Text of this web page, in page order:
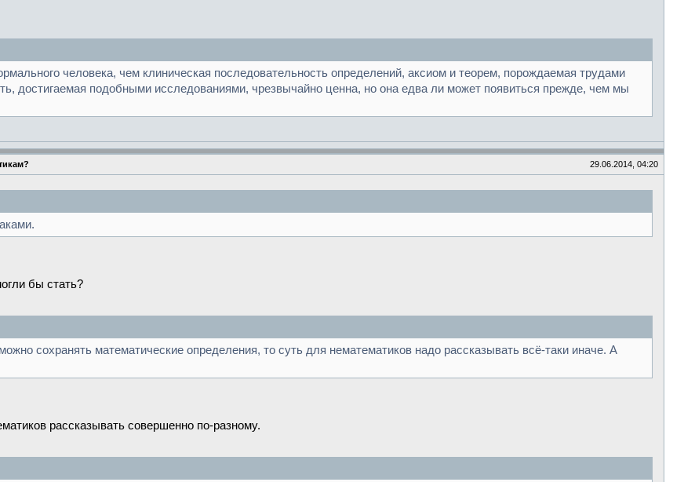
человека, чем клиническая последовательность определений, аксиом и теорем, порождаемая трудами
достигаемая подобными исследованиями, чрезвычайно ценна, но она едва ли может появиться прежде, чем мы
29.06.2014, 04:20
бы стать?
сохранять математические определения, то суть для нематематиков надо рассказывать всё-таки иначе. А
рассказывать совершенно по-разному.